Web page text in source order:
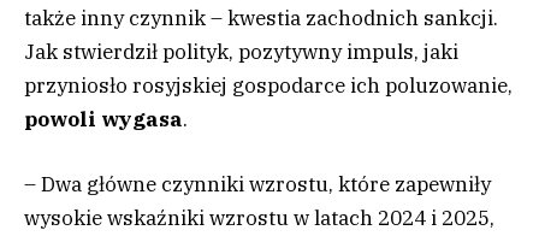
także inny czynnik – kwestia zachodnich sankcji.
Jak stwierdził polityk, pozytywny impuls, jaki
przyniosło rosyjskiej gospodarce ich poluzowanie,
powoli wygasa.
– Dwa główne czynniki wzrostu, które zapewniły
wysokie wskaźniki wzrostu w latach 2024 i 2025,